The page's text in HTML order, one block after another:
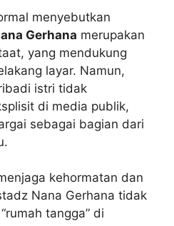
menyebutkan
Gerhana merupakan
yang mendukung
layar. Namun,
istri tidak
di media publik,
sebagai bagian dari
kehormatan dan
Nana Gerhana tidak
tangga” di